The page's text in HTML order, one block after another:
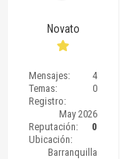
Novato
Mensajes:
4
Temas:
0
Registro:
May 2026
Reputación:
0
Ubicación:
Barranquilla